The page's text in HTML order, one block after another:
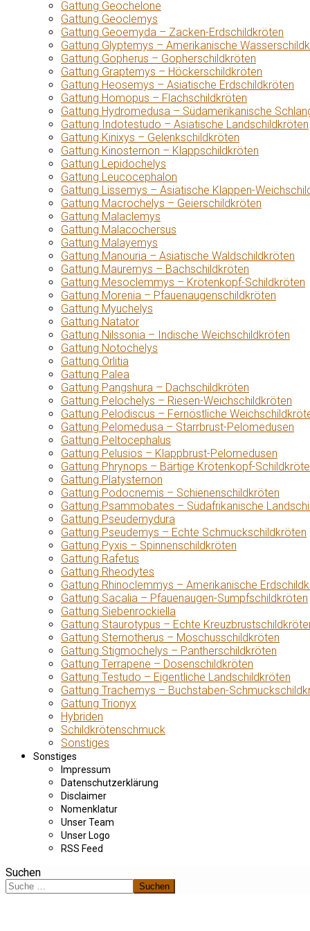
Gattung Geochelone
Gattung Geoclemys
Gattung Geoemyda – Zacken-Erdschildkröten
Gattung Glyptemys – Amerikanische
Gattung Gopherus – Gopherschildkröten
Gattung Graptemys – Höckerschildkröten
Gattung Heosemys – Asiatische Erdschildkröten
Gattung Homopus – Flachschildkröten
Gattung Hydromedusa – Südamerikanische
Gattung Indotestudo – Asiatische Landschildkröten
Gattung Kinixys – Gelenkschildkröten
Gattung Kinosternon – Klappschildkröten
Gattung Lepidochelys
Gattung Leucocephalon
Gattung Lissemys – Asiatische Klappen-
Gattung Macrochelys – Geierschildkröten
Gattung Malaclemys
Gattung Malacochersus
Gattung Malayemys
Gattung Manouria – Asiatische Waldschildkröten
Gattung Mauremys – Bachschildkröten
Gattung Mesoclemmys – Krötenkopf-Schildkröten
Gattung Morenia – Pfauenaugenschildkröten
Gattung Myuchelys
Gattung Natator
Gattung Nilssonia – Indische Weichschildkröten
Gattung Notochelys
Gattung Orlitia
Gattung Palea
Gattung Pangshura – Dachschildkröten
Gattung Pelochelys – Riesen-Weichschildkröten
Gattung Pelodiscus – Fernöstliche
Gattung Pelomedusa – Starrbrust-Pelomedusen
Gattung Peltocephalus
Gattung Pelusios – Klappbrust-Pelomedusen
Gattung Phrynops – Bärtige Krötenkopf-
Gattung Platysternon
Gattung Podocnemis – Schienenschildkröten
Gattung Psammobates – Südafrikanische
Gattung Pseudemydura
Gattung Pseudemys – Echte Schmuckschildkröten
Gattung Pyxis – Spinnenschildkröten
Gattung Rafetus
Gattung Rheodytes
Gattung Rhinoclemmys – Amerikanische
Gattung Sacalia – Pfauenaugen-Sumpfschildkröten
Gattung Siebenrockiella
Gattung Staurotypus – Echte
Gattung Sternotherus – Moschusschildkröten
Gattung Stigmochelys – Pantherschildkröten
Gattung Terrapene – Dosenschildkröten
Gattung Testudo – Eigentliche Landschildkröten
Gattung Trachemys – Buchstaben-
Gattung Trionyx
Hybriden
Schildkrötenschmuck
Sonstiges
Sonstiges
Impressum
Datenschutzerklärung
Disclaimer
Nomenklatur
Unser Team
Unser Logo
RSS Feed
Suchen
Suchen